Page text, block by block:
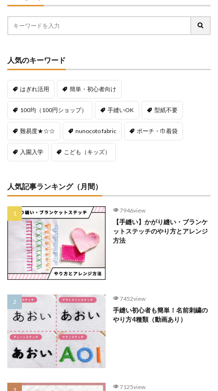
人気のキーワード
はぎれ活用 簡単・初心者向け
100均（100円ショップ） 手縫いOK 型紙不要
難易度★☆☆ nunocoto fabric ポーチ・巾着袋
入園入学 こども（キッズ）
人気記事ランキング（月間）
7946view
【手縫い】かがり縫い・ブランケ
ットステッチのやり方とアレンジ
方法
7452view
手縫い初心者も簡単！名前刺繍の
やり方4種類（動画あり）
7125view